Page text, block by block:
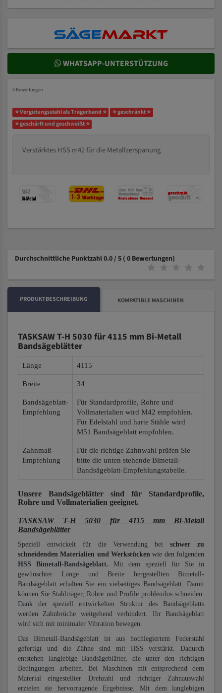
WHATSAPP-UNTERSTÜTZUNG
0 Bewertungen
⭐ Vergütungsstahl als Trägerband ⭐
⭐ geschränkt ⭐
⭐ geschärft und geschweißt ⭐
Verstärktes HSS m42 für die Metallzerspanung
Durchschnittliche Punktzahl 0.0 / 5 ( 0 Bewertungen)
PRODUKTBESCHREIBUNG KOMPATIBLE MASCHINEN
TASKSAW T-H 5030 für 4115 mm Bi-Metall
Bandsägeblätter
Länge 4115
Breite 34
Bandsägeblatt-
Empfehlung
Für Standardprofile, Rohre und
Vollmaterialien wird M42 empfohlen.
Für Edelstahl und harte Stähle wird
M51 Bandsägeblatt empfohlen.
Zahnmaß-
Empfehlung
Für die richtige Zahnwahl prüfen Sie
bitte die unten stehende Bimetall-
Bandsägeblatt-Empfehlungstabelle.
Unsere Bandsägeblätter sind für Standardprofile,
Rohre und Vollmaterialien geeignet.
TASKSAW T-H 5030 für 4115 mm Bi-Metall
Bandsägeblätter
Speziell entwickelt für die Verwendung beischwer zu
schneidenden Materialien und Werkstücken wie den folgenden
HSS Bimetall-Bandsägeblatt. Mit dem speziell für Sie in
gewünschter Länge und Breite hergestellten Bimetall-
Bandsägeblatt erhalten Sie ein vielseitiges Bandsägeblatt. Damit
können Sie Stahlträger, Rohre und Profile problemlos schneiden.
Dank der speziell entwickelten Struktur des Bandsägeblatts
werden Zahnbrüche weitgehend verhindert. Ihr Bandsägeblatt
wird sich mit minimaler Vibration bewegen.
Das Bimetall-Bandsägeblatt ist aus hochlegiertem Federstahl
gefertigt und die Zähne sind mit HSS verstärkt. Dadurch
entstehen langlebige Bandsägeblätter, die unter den richtigen
Bedingungen arbeiten. Bei Maschinen mit entsprechend dem
Material eingestellter Drehzahl und richtiger Zahnauswahl
erzielen sie hervorragende Ergebnisse. Mit dem langlebigen